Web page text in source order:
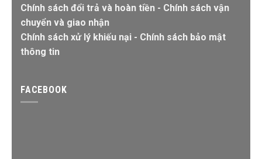
Chính sách đổi trả và hoàn tiền - Chính sách vận
chuyển và giao nhận
Chính sách xử lý khiếu nại - Chính sách bảo mật
thông tin
FACEBOOK